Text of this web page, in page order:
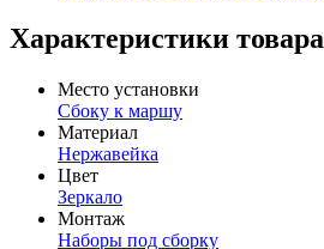
Характеристики товара
Место установки
Сбоку к маршу
Материал
Нержавейка
Цвет
Зеркало
Монтаж
Наборы под сборку